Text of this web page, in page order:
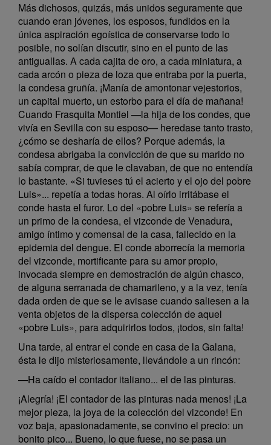
Más dichosos, quizás, más unidos seguramente que
cuando eran jóvenes, los esposos, fundidos en la
única aspiración egoística de conservarse todo lo
posible, no solían discutir, sino en el punto de las
antiguallas. A cada cajita de oro, a cada miniatura, a
cada arcón o pieza de loza que entraba por la puerta,
la condesa gruñía. ¡Manía de amontonar vejestorios,
un capital muerto, un estorbo para el día de mañana!
Cuando Frasquita Montiel —la hija de los condes, que
vivía en Sevilla con su esposo— heredase tanto trasto,
¿cómo se desharía de ellos? Porque además, la
condesa abrigaba la convicción de que su marido no
sabía comprar, de que le clavaban, de que no entendía
lo bastante. «Si tuvieses tú el acierto y el ojo del pobre
Luis»... repetía a todas horas. Al oírlo irritábase el
conde hasta el furor. Lo del «pobre Luis» se refería a
un primo de la condesa, el vizconde de Venadura,
amigo íntimo y comensal de la casa, fallecido en la
epidemia del dengue. El conde aborrecía la memoria
del vizconde, mortificante para su amor propio,
invocada siempre en demostración de algún chasco,
de alguna serranada de chamarileno, y a la vez, tenía
dada orden de que se le avisase cuando saliesen a la
venta objetos de la dispersa colección de aquel
«pobre Luis», para adquirirlos todos, ¡todos, sin falta!
Una tarde, al entrar el conde en casa de la Galana,
ésta le dijo misteriosamente, llevándole a un rincón:
—Ha caído el contador italiano... el de las pinturas.
¡Alegría! ¡El contador de las pinturas nada menos! ¡La
mejor pieza, la joya de la colección del vizconde! En
voz baja, apasionadamente, se convino el precio: un
bonito pico... Bueno, lo que fuese, no se pasa un